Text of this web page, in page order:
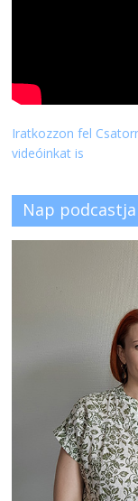
Iratkozzon fel
videóinkat is
Nap podcastja